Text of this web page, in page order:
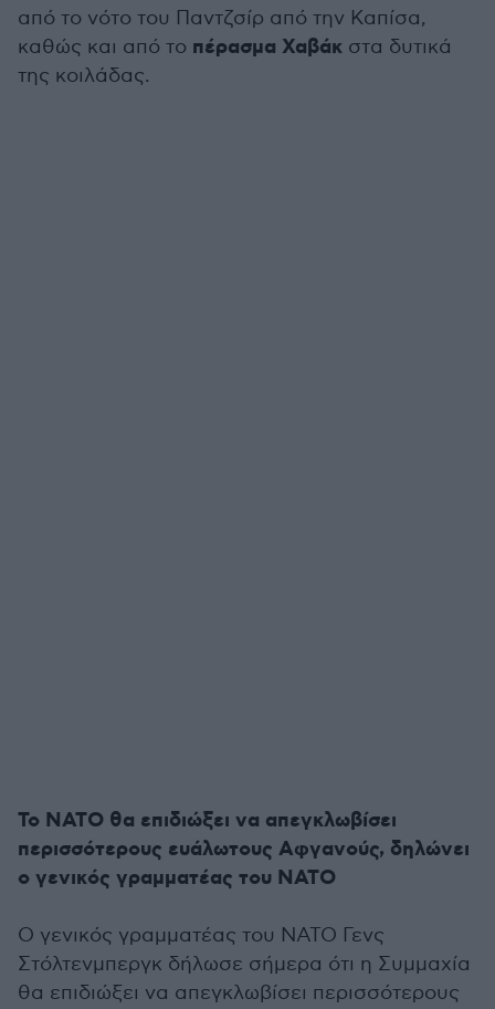
από το νότο του Παντζσίρ από την Καπίσα,
καθώς και από το πέρασμα Χαβάκ στα δυτικά
της κοιλάδας.
Το ΝΑΤΟ θα επιδιώξει να απεγκλωβίσει
περισσότερους ευάλωτους Αφγανούς, δηλώνει
ο γενικός γραμματέας του ΝΑΤΟ
Ο γενικός γραμματέας του ΝΑΤΟ Γενς
Στόλτενμπεργκ δήλωσε σήμερα ότι η Συμμαχία
θα επιδιώξει να απεγκλωβίσει περισσότερους